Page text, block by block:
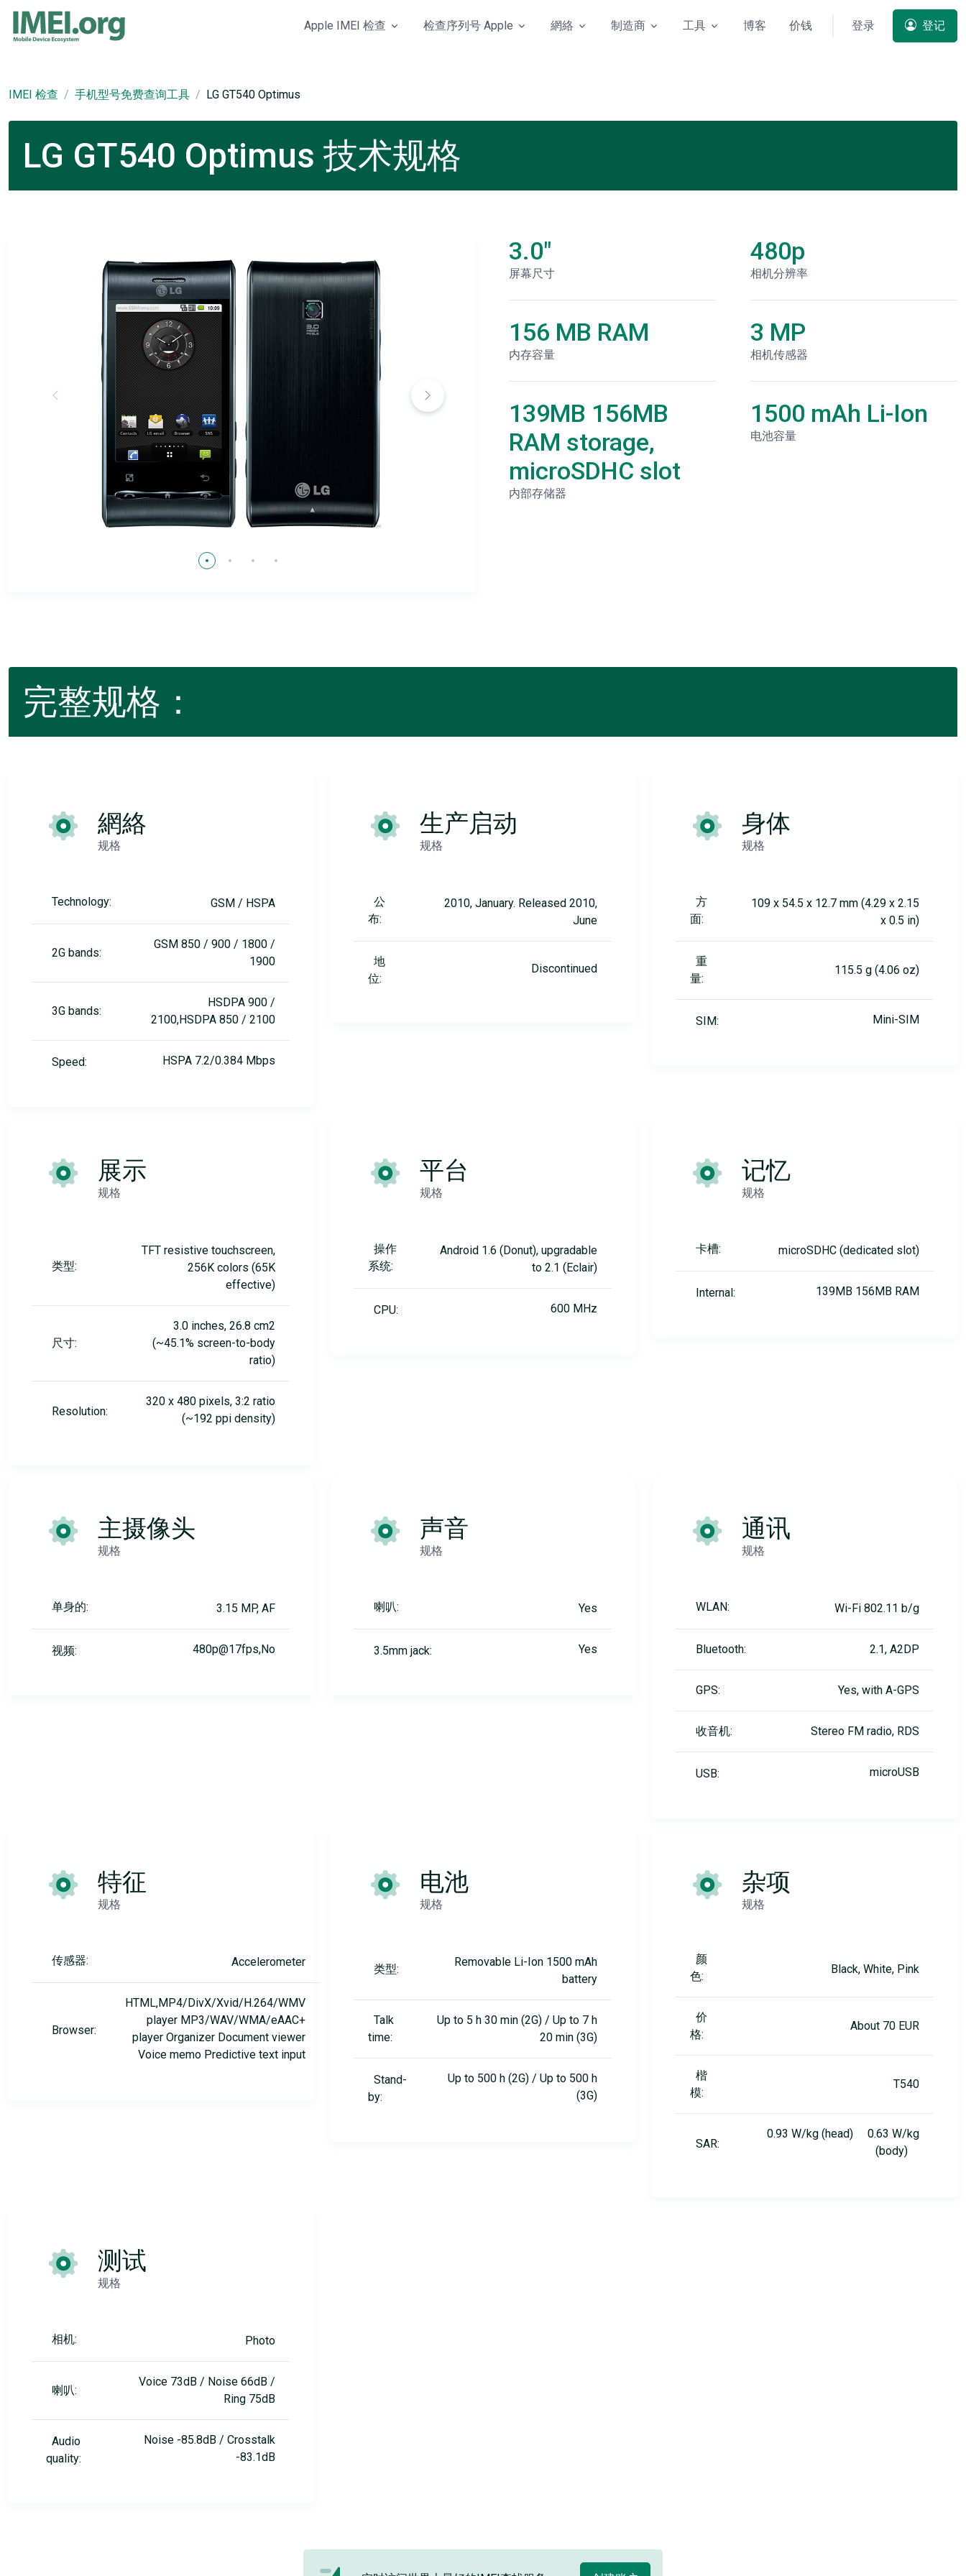
Apple IMEI 检查 检查序列号 Apple 網絡 制造商 工具 博客 价钱 登录 登记
IMEI 检查 手机型号免费查询工具 LG GT540 Optimus
LG GT540 Optimus 技术规格
3.0"
屏幕尺寸
156 MB RAM
内存容量
139MB 156MB
RAM storage,
microSDHC slot
内部存储器
480p
相机分辨率
3 MP
相机传感器
1500 mAh Li-Ion
电池容量
完整规格：
網絡
规格
Technology: GSM / HSPA
2G bands:
GSM 850 / 900 / 1800 /
1900
3G bands:
HSDPA 900 /
2100,HSDPA 850 / 2100
Speed: HSPA 7.2/0.384 Mbps
生产启动
规格
公
布:
2010, January. Released 2010,
June
地
位:
Discontinued
身体
规格
方
面:
109 x 54.5 x 12.7 mm (4.29 x 2.15
x 0.5 in)
重
量:
115.5 g (4.06 oz)
SIM: Mini-SIM
展示
规格
类型:
TFT resistive touchscreen,
256K colors (65K
effective)
尺寸:
3.0 inches, 26.8 cm2
(~45.1% screen-to-body
ratio)
Resolution:
320 x 480 pixels, 3:2 ratio
(~192 ppi density)
平台
规格
操作
系统:
Android 1.6 (Donut), upgradable
to 2.1 (Eclair)
CPU: 600 MHz
记忆
规格
卡槽: microSDHC (dedicated slot)
Internal: 139MB 156MB RAM
主摄像头
规格
单身的: 3.15 MP, AF
视频: 480p@17fps,No
声音
规格
喇叭: Yes
3.5mm jack: Yes
通讯
规格
WLAN: Wi-Fi 802.11 b/g
Bluetooth: 2.1, A2DP
GPS: Yes, with A-GPS
收音机: Stereo FM radio, RDS
USB: microUSB
特征
规格
传感器: Accelerometer
Browser:
HTML,MP4/DivX/Xvid/H.264/WMV
player MP3/WAV/WMA/eAAC+
player Organizer Document viewer
Voice memo Predictive text input
电池
规格
类型:
Removable Li-Ion 1500 mAh
battery
Talk
time:
Up to 5 h 30 min (2G) / Up to 7 h
20 min (3G)
Stand-
by:
Up to 500 h (2G) / Up to 500 h
(3G)
杂项
规格
颜
色:
Black, White, Pink
价
格:
About 70 EUR
楷
模:
T540
SAR:
0.93 W/kg (head) 0.63 W/kg
(body)
测试
规格
相机: Photo
喇叭:
Voice 73dB / Noise 66dB /
Ring 75dB
Audio
quality:
Noise -85.8dB / Crosstalk
-83.1dB